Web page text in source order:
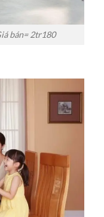
bán= 2tr180